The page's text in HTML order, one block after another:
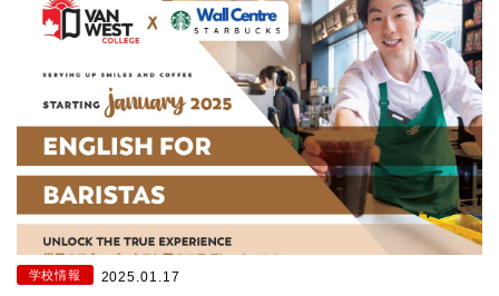
学校情報 2025.01.17